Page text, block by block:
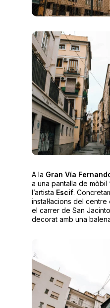
A la Gran Vía
a una pantalla de mòbil
l’artista Escif.
instal·lacions del
el carrer de San
decorat amb una